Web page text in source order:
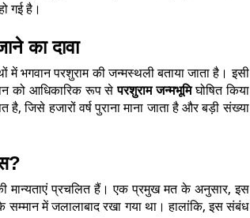
गई है।
का दावा
में भगवान परशुराम की जन्मस्थली बताया जाता है। इसी
को आधिकारिक रूप सेपरशुराम जन्मभूमिघोषित किया
जिसे हजारों वर्ष पुराना माना जाता है और बड़ी संख्या
मान्यताएं प्रचलित हैं। एक प्रमुख मत के अनुसार, इस
में जलालाबाद रखा गया था। हालांकि, इस संबंध